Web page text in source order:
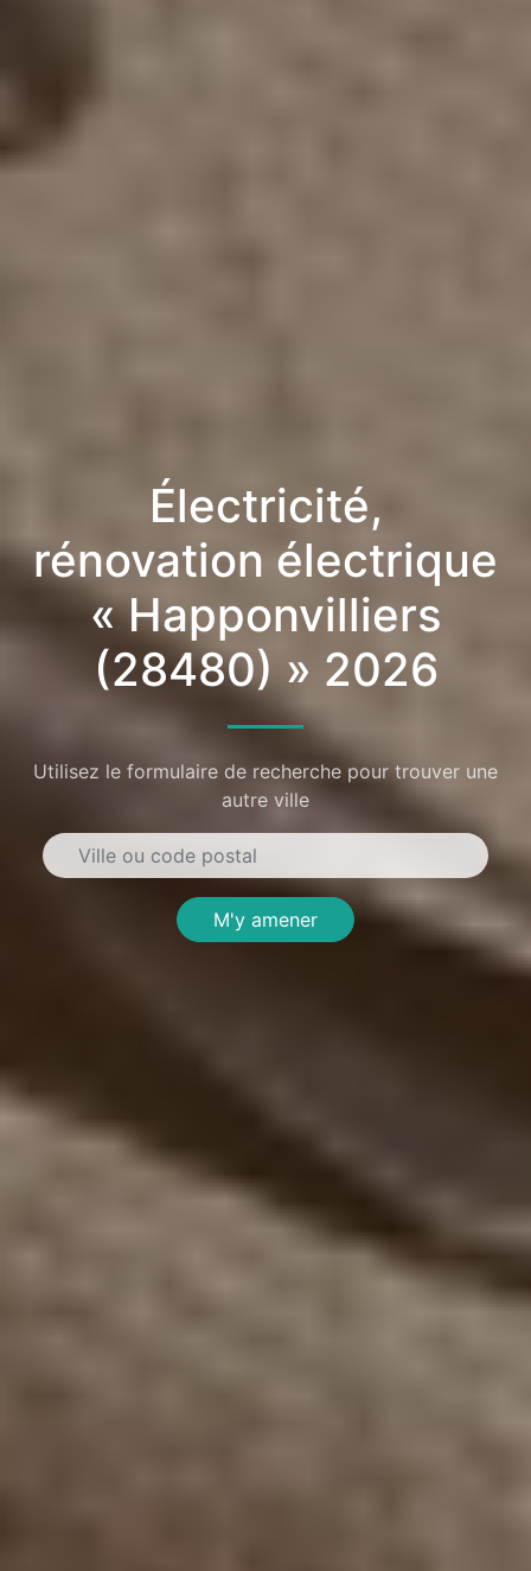
Électricité,
rénovation électrique
« Happonvilliers
(28480) » 2026
Utilisez le formulaire de recherche pour trouver une
autre ville
M'y amener